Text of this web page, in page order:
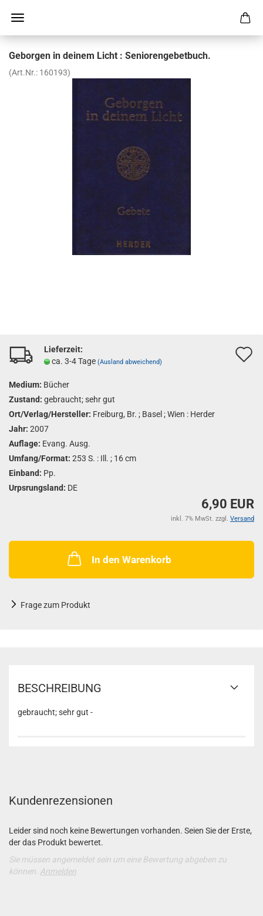
Ge­bor­gen in dei­nem Licht : Se­nio­ren­ge­bet­buch.
(Art.Nr.: 160193)
Lieferzeit:
ca. 3-4 Tage (Ausland abweichend)
Medium: Bücher
Zustand: gebraucht; sehr gut
Ort/Verlag/Hersteller: Freiburg, Br. ; Basel ; Wien : Herder
Jahr: 2007
Auflage: Evang. Ausg.
Umfang/Format: 253 S. : Ill. ; 16 cm
Einband: Pp.
Urpsrungsland: DE
6,90 EUR
inkl. 7% MwSt. zzgl. Versand
In den Warenkorb
Frage zum Produkt
BESCHREIBUNG
gebraucht; sehr gut -
Kundenrezensionen
Leider sind noch keine Bewertungen vorhanden. Seien Sie der Erste,
der das Produkt bewertet.
Sie müssen angemeldet sein um eine Bewertung abgeben zu
können. Anmelden